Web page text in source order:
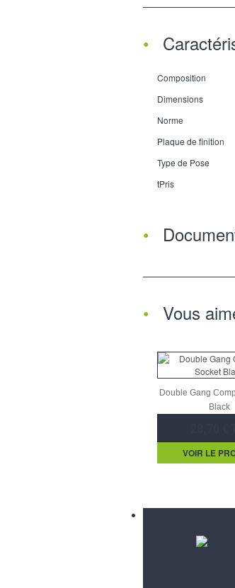
Composition
Dimensions
Norme
Plaque de finition
Type de Pose
tPris
Vous
Double Gang
Black
VOIR LE